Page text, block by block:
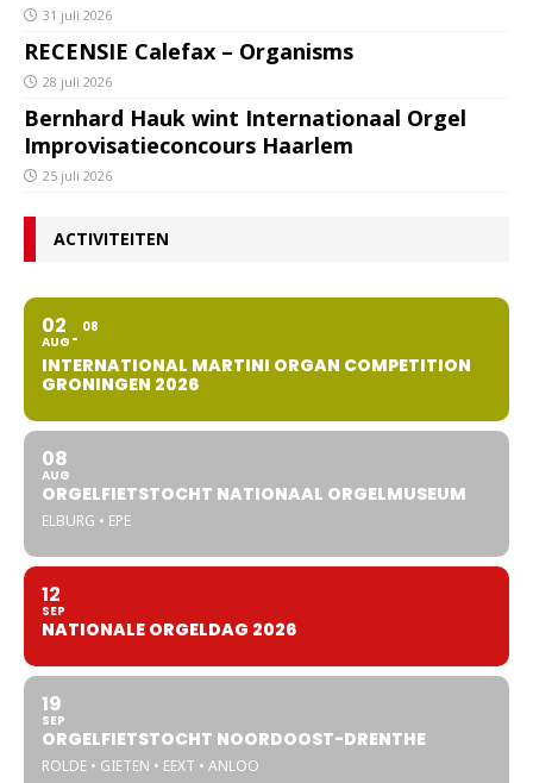
31 juli 2026
RECENSIE Calefax – Organisms
28 juli 2026
Bernhard Hauk wint Internationaal Orgel
Improvisatieconcours Haarlem
25 juli 2026
ACTIVITEITEN
02
AUG
08
INTERNATIONAL MARTINI ORGAN COMPETITION
GRONINGEN 2026
08
AUG
ORGELFIETSTOCHT NATIONAAL ORGELMUSEUM
ELBURG • EPE
12
SEP
NATIONALE ORGELDAG 2026
19
SEP
ORGELFIETSTOCHT NOORDOOST-DRENTHE
ROLDE • GIETEN • EEXT • ANLOO